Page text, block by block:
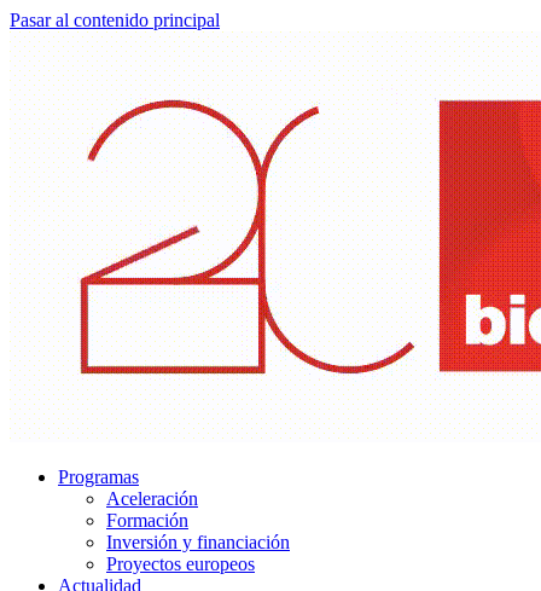
Pasar al contenido principal
Programas
Aceleración
Formación
Inversión y financiación
Proyectos europeos
Actualidad